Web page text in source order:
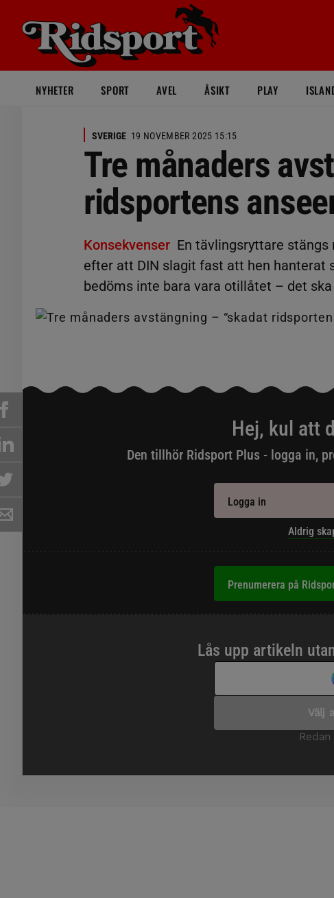
NYHETER SPORT AVEL ÅSIKT PLAY
SVERIGE 19 NOVEMBER 2025 15:15
Tre månaders
ridsportens
Konsekvenser En tävlingsryttare
efter att DIN slagit fast att hen hanterat
bedöms inte bara vara otillåtet – det
Hej, kul att
Den tillhör Ridsport Plus - logga in,
Logga in
Aldrig
Prenumerera på